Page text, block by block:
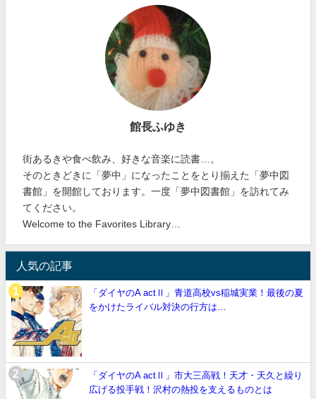
館長ふゆき
街あるきや食べ飲み、好きな音楽に読書…。
そのときどきに「夢中」になったことをとり揃えた「夢中図
書館」を開館しております。一度「夢中図書館」を訪れてみ
てください。
Welcome to the Favorites Library…
人気の記事
「ダイヤのA actⅡ」青道高校vs稲城実業！最後の夏
をかけたライバル対決の行方は…
「ダイヤのA actⅡ」市大三高戦！天才・天久と繰り
広げる投手戦！沢村の熱投を支えるものとは